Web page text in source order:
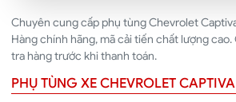
Chuyên cung cấp phụ tùng Chevrolet
Hàng chính hãng, mã cải tiến chất lượng cao.
tra hàng trước khi thanh toán.
PHỤ TÙNG XE CHEVROLET CAPTIVA